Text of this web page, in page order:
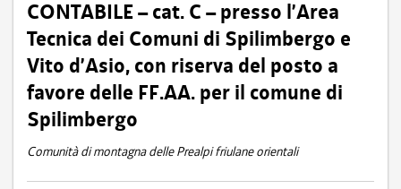
CONTABILE – cat. C – presso l’Area
Tecnica dei Comuni di Spilimbergo e
Vito d’Asio, con riserva del posto a
favore delle FF.AA. per il comune di
Spilimbergo
Comunità di montagna delle Prealpi friulane orientali